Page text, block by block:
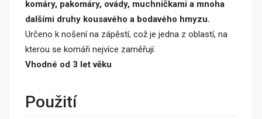
komáry, pakomáry, ovády, muchničkami a mnoha
dalšími druhy kousavého a bodavého hmyzu.
Určeno k nošení na zápěstí, což je jedna z oblastí, na
kterou se komáři nejvíce zaměřují.
Vhodné od 3 let věku
Použití